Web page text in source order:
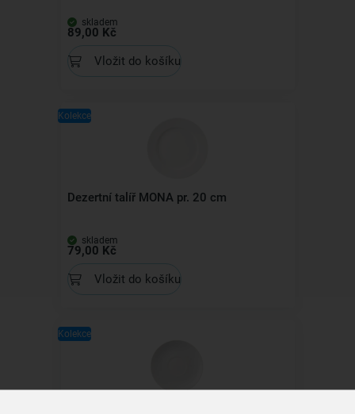
skladem
89,00 Kč
Vložit do košíku
Kolekce
Dezertní talíř MONA pr. 20 cm
skladem
79,00 Kč
Vložit do košíku
Kolekce